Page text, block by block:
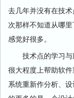
去几年并没有在技
次那样不知道从哪
感觉好很多。
技术点的学习与
很大程度上帮助软
系统重新作分析、